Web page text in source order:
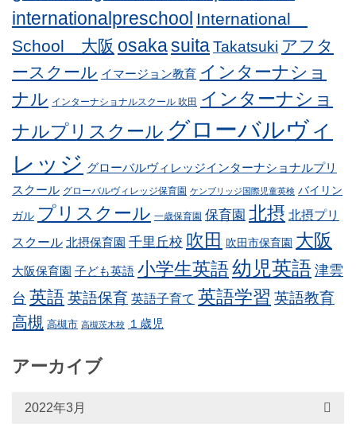
internationalpreschool International
School 大阪 osakasuitaTakatsuki アフタ
ースクール イマージョン教育 インターナショ
ナル インターナショナルスクール 吹田
インターナショ
ナルプリスクール グローバルヴィ
レッジ グローバルヴィレッジインターナショナルプリ
スクール グローバルヴィレッジ保育園 ケンブリッジ国際児童英検 バイリン
ガル プリスクール 一歳保育園 保育園 北摂 北摂プリ
スクール 北摂保育園 千里丘校 吹田 吹田市保育園 大阪
大阪保育園 子ども英語 小学生英語幼児英語 津雲
台 英語英語保育 英語子育て 英語学習 英語教育
高槻 高槻市 高槻茨木校 １歳児
アーカイブ
2022年3月